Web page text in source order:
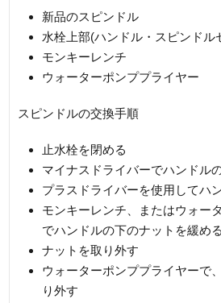
新品のスピンドル
水栓上部(ハンドル・スピンドル
モンキーレンチ
ウォーターポンププライヤー
スピンドルの交換手順
止水栓を閉める
マイナスドライバーでハンドル
プラスドライバーを使用してハ
モンキーレンチ、またはウォー
でハンドルの下のナットを緩める
ナットを取り外す
ウォーターポンププライヤーで
り外す